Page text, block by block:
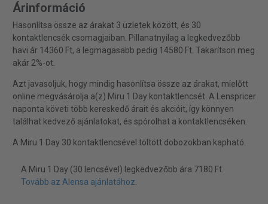
Árinformáció
Hasonlítsa össze az árakat 3 üzletek között, és 30
kontaktlencsék csomagjaiban. Pillanatnyilag a legkedvezőbb
havi ár 14360 Ft, a legmagasabb pedig 14580 Ft. Takarítson meg
akár 2%-ot.
Azt javasoljuk, hogy mindig hasonlítsa össze az árakat, mielőtt
online megvásárolja a(z) Miru 1 Day kontaktlencsét. A Lenspricer
naponta követi több kereskedő árait és akcióit, így könnyen
találhat kedvező ajánlatokat, és spórolhat a kontaktlencséken.
A Miru 1 Day 30 kontaktlencsével töltött dobozokban kapható.
A Miru 1 Day (30 lencsével) legkedvezőbb ára 7180 Ft.
Tovább az Alensa ajánlatához.